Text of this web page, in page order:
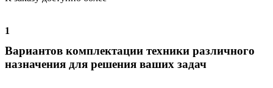
1
Вариантов комплектации техники различного
назначения для решения ваших задач